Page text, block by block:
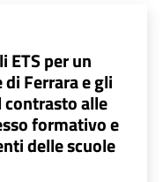
per un
Ferrara e gli
alle
formativo e
delle scuole